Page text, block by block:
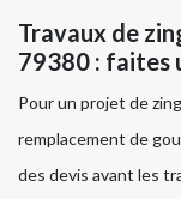
Travaux de
79380 : faites
Pour un projet de
remplacement de
des devis avant les